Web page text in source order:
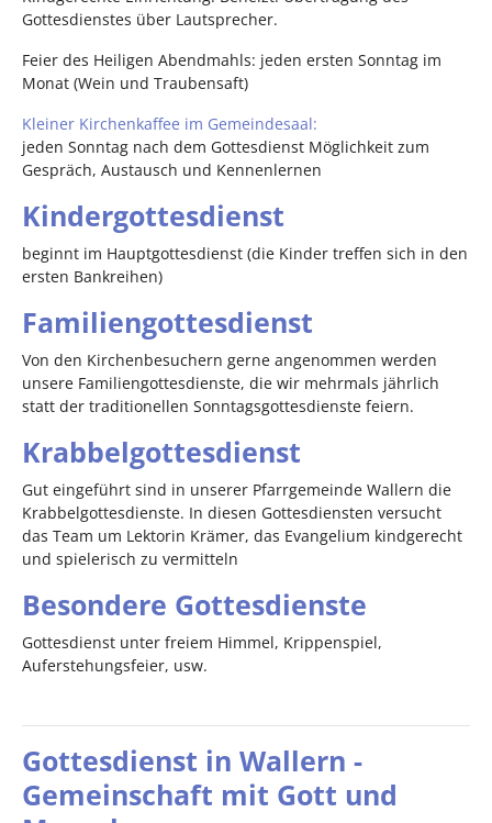
Gottesdienstes über Lautsprecher.
Feier des Heiligen Abendmahls: jeden ersten Sonntag im
Monat (Wein und Traubensaft)
Kleiner Kirchenkaffee im Gemeindesaal:
jeden Sonntag nach dem Gottesdienst Möglichkeit zum
Gespräch, Austausch und Kennenlernen
Kindergottesdienst
beginnt im Hauptgottesdienst (die Kinder treffen sich in den
ersten Bankreihen)
Familiengottesdienst
Von den Kirchenbesuchern gerne angenommen werden
unsere Familiengottesdienste, die wir mehrmals jährlich
statt der traditionellen Sonntagsgottesdienste feiern.
Krabbelgottesdienst
Gut eingeführt sind in unserer Pfarrgemeinde Wallern die
Krabbelgottesdienste. In diesen Gottesdiensten versucht
das Team um Lektorin Krämer, das Evangelium kindgerecht
und spielerisch zu vermitteln
Besondere Gottesdienste
Gottesdienst unter freiem Himmel, Krippenspiel,
Auferstehungsfeier, usw.
Gottesdienst in Wallern -
Gemeinschaft mit Gott und